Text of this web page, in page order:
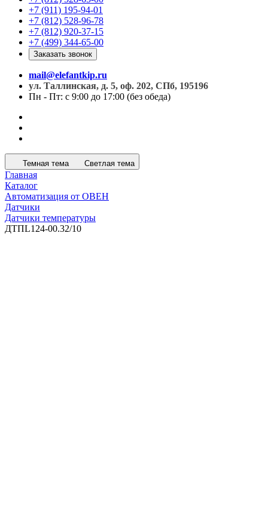
+7 (911) 195-94-01
+7 (812) 528-96-78
+7 (812) 920-37-15
+7 (499) 344-65-00
Заказать звонок
mail@elefantkip.ru
ул. Таллинская, д. 5, оф. 202, СПб, 195196
Пн - Пт: с 9:00 до 17:00 (без обеда)
Темная тема Светлая тема
Главная
Каталог
Автоматизация от ОВЕН
Датчики
Датчики температуры
ДТПL124-00.32/10